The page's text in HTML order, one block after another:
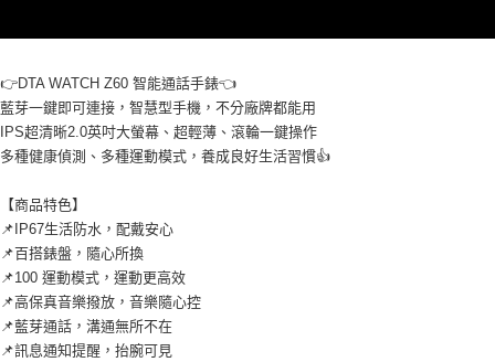
👉DTA WATCH Z60 智能通話手錶👈
藍芽一鍵即可連接，智慧型手機，不分廠牌都能用
IPS超清晰2.0英吋大螢幕、超輕薄、滾輪一鍵操作
多種健康偵測、多種運動模式，養成良好生活習慣👍
【商品特色】
📌IP67生活防水，配戴安心
📌百搭錶盤，隨心所換
📌100 運動模式，運動更高效
📌高保真音樂撥放，音樂隨心控
📌藍芽通話，溝通無所不在
📌訊息通知提醒，抬腕可見